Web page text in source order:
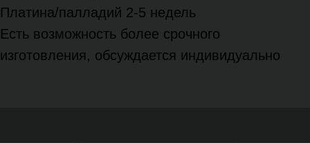
Платина/палладий 2-5 недель
Есть возможность более срочного
изготовления, обсуждается индивидуально